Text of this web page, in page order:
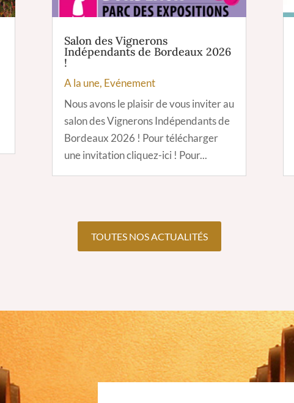
Salon des Vignerons
Indépendants de Bordeaux 2026
!
A la une, Evénement
Nous avons le plaisir de vous inviter au
salon des Vignerons Indépendants de
Bordeaux 2026 ! Pour télécharger
une invitation cliquez-ici ! Pour...
TOUTES NOS ACTUALITÉS